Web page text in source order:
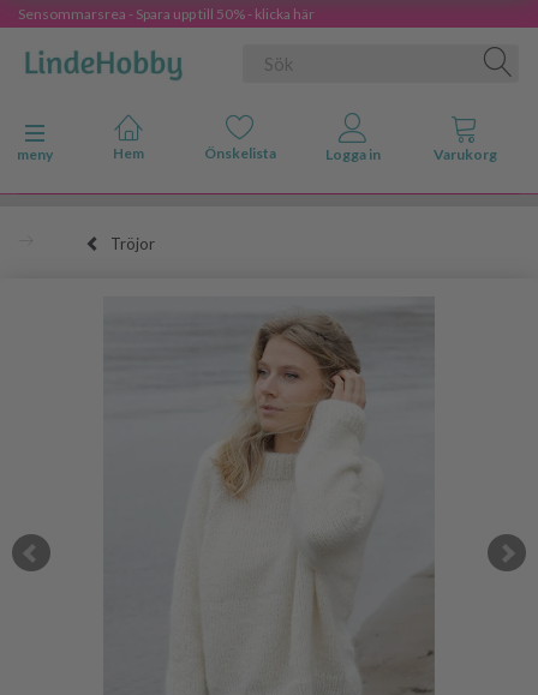
Sensommarsrea - Spara upp till 50% - klicka här
Ändra navigering
meny
Tröjor